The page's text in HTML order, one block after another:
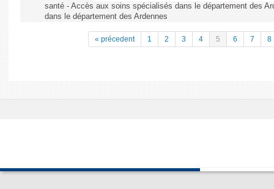
santé - Accès aux soins spécialisés dans le département des
dans le département des Ardennes
« précedent 1 2 3 4 5 6 7 8